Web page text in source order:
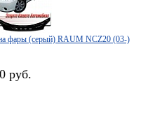
фары (серый) RAUM NCZ20 (03-)
руб.